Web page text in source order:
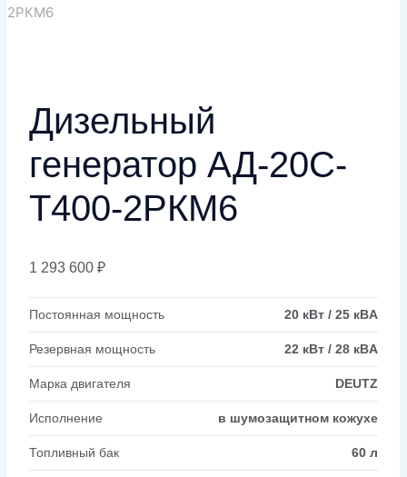
2РКМ6
Дизельный
генератор АД-20С-
Т400-2РКМ6
1 293 600 ₽
Постоянная мощность 20 кВт / 25 кВA
Резервная мощность 22 кВт / 28 кВA
Марка двигателя DEUTZ
Исполнение в шумозащитном кожухе
Топливный бак 60 л